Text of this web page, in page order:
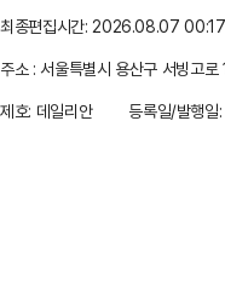
최종편집시간: 2026.08.07 00:17
주소 : 서울특별시 용산구 서빙고
제호: 데일리안
등록일/발행